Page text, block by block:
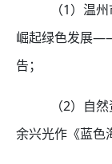
（1）温
崛起绿色发展
告；
（2）自
余兴光作《蓝色